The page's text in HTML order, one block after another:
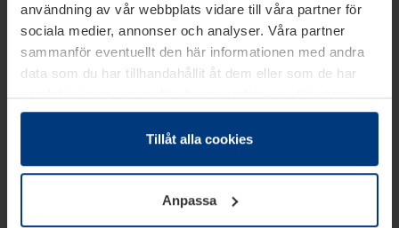
användning av vår webbplats vidare till våra partner för
sociala medier, annonser och analyser. Våra partner
sammanför eventuellt den här informationen med andra
data som du har tillhandahållit åt dem eller som de har
samlat in inom ramen för din användning av tjänsterna.
Juridiskt kan vi lagra kakor på din enhet, om de är
absolut nödvändiga för driften av den här webbplatsen.
godkännande kan du när som helst ändra eller återkalla i
informationen om kakor underDataskyddsförklaring
vår webbplats.
Tillåt alla cookies
Anpassa